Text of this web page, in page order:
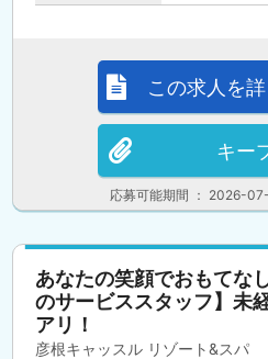
応募可能期間 ： 2026-
この求人を
キー
あなたの笑顔でおもてな
のサービススタッフ】未
アリ！
彦根キャッスル リゾート&スパ